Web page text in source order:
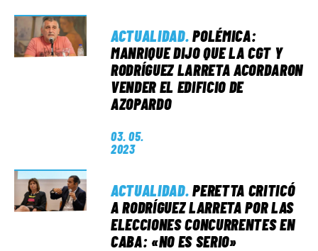
ACTUALIDAD. POLÉMICA:
MANRIQUE DIJO QUE LA CGT Y
RODRÍGUEZ LARRETA ACORDARON
VENDER EL EDIFICIO DE
AZOPARDO
03. 05.
2023
ACTUALIDAD. PERETTA CRITICÓ
A RODRÍGUEZ LARRETA POR LAS
ELECCIONES CONCURRENTES EN
CABA: «NO ES SERIO»